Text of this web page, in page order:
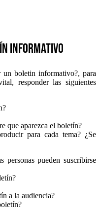
informativo
un boletin informativo?, para
responder las siguientes
que aparezca el boletín?
para cada tema? ¿Se
personas pueden suscribirse
a la audiencia?